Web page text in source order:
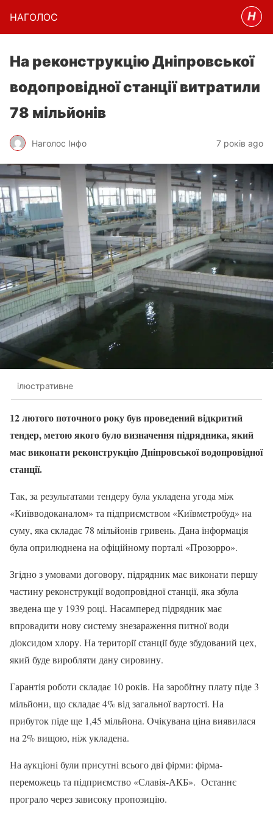
НАГОЛОC
На реконструкцію Дніпровської
водопровідної станції витратили
78 мільйонів
Наголос Інфо 7 років ago
ілюстративне
12 лютого поточного року був проведений відкритий
тендер, метою якого було визначення підрядника, який
має виконати реконструкцію Дніпровської водопровідної
станції.
Так, за результатами тендеру була укладена угода між
«Київводоканалом» та підприємством «Київметробуд» на
суму, яка складає 78 мільйонів гривень. Дана інформація
була оприлюднена на офіційному порталі «Прозорро».
Згідно з умовами договору, підрядник має виконати першу
частину реконструкції водопровідної станції, яка збула
зведена ще у 1939 році. Насамперед підрядник має
впровадити нову систему знезараження питної води
діоксидом хлору. На території станції буде збудований цех,
який буде виробляти дану сировину.
Гарантія роботи складає 10 років. На заробітну плату піде 3
мільйони, що складає 4% від загальної вартості. На
прибуток піде ще 1,45 мільйона. Очікувана ціна виявилася
на 2% вищою, ніж укладена.
На аукціоні були присутні всього дві фірми: фірма-
переможець та підприємство «Славія-АКБ». Останнє
програло через зависоку пропозицію.